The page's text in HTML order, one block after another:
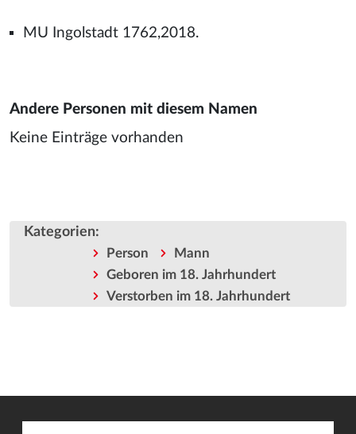
MU Ingolstadt 1762,2018.
Andere Personen mit diesem Namen
Keine Einträge vorhanden
Kategorien:
Person
Mann
Geboren im 18. Jahrhundert
Verstorben im 18. Jahrhundert